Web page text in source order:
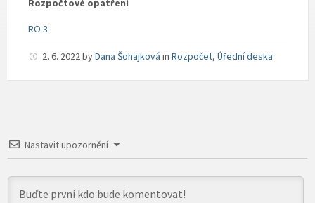
Rozpočtové opatření
RO 3
2. 6. 2022byDana Šohajková in Rozpočet, Úřední deska
Nastavit upozornění